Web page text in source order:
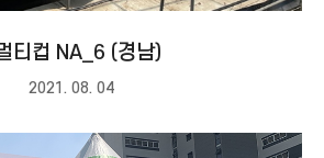
티컵 NA_6 (경남)
2021. 08. 04